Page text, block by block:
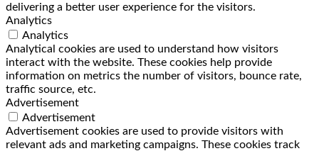
delivering a better user experience for the visitors.
Analytics
Analytics
Analytical cookies are used to understand how visitors
interact with the website. These cookies help provide
information on metrics the number of visitors, bounce rate,
traffic source, etc.
Advertisement
Advertisement
Advertisement cookies are used to provide visitors with
relevant ads and marketing campaigns. These cookies track